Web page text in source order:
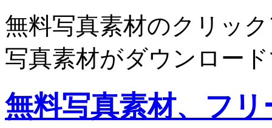
無料写真素材のクリッ
写真素材がダウンロー
無料写真素材、フ